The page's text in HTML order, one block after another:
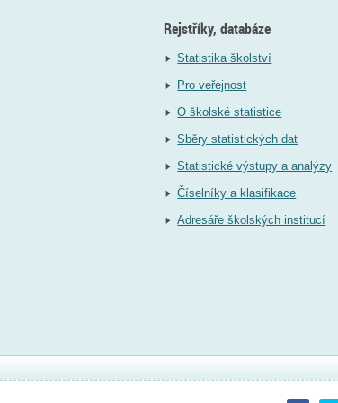
Rejstříky, databáze
Statistika školství
Pro veřejnost
O školské statistice
Sběry statistických dat
Statistické výstupy a analýzy
Číselníky a klasifikace
Adresáře školských institucí